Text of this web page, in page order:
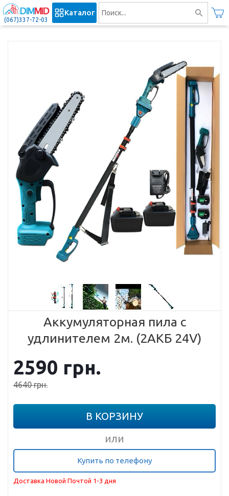
(067)337-72-03
Каталог
Аккумуляторная пила с
удлинителем 2м. (2АКБ 24V)
2590 грн.
4640грн.
В КОРЗИНУ
или
Купить по телефону
Доставка Новой Почтой 1-3 дня